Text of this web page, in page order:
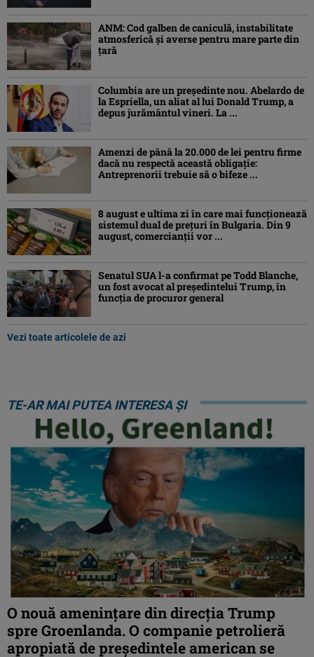
ANM: Cod galben de caniculă, instabilitate
atmosferică și averse pentru mare parte din
țară
Columbia are un președinte nou. Abelardo de
la Espriella, un aliat al lui Donald Trump, a
depus jurământul vineri. La ...
Amenzi de până la 20.000 de lei pentru firme
dacă nu respectă această obligație:
Antreprenorii trebuie să o bifeze ...
8 august e ultima zi în care mai funcționează
sistemul dual de prețuri în Bulgaria. Din 9
august, comercianții vor ...
Senatul SUA l-a confirmat pe Todd Blanche,
un fost avocat al președintelui Trump, în
funcția de procuror general
Vezi toate articolele de azi
TE-AR MAI PUTEA INTERESA ȘI
O nouă amenințare din direcția Trump
spre Groenlanda. O companie petrolieră
apropiată de președintele american se